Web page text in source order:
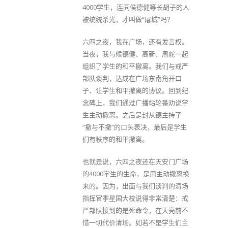
4000学生，连同侯德健等长胡子的人
被统统杀光，才叫做“屠城”吗？
六四之夜，我在广场，还有发言权。
当夜，我与候德健、高新、周舵一起
组织了学生的和平撤离。我们与戒严
部队谈判，达成在广场东南角开口
子、让学生和平撤离的协议。回到纪
念碑上，我们通过广播站轮番劝说学
生主动撤离。之后是封从德主持了
“撤与不撤”的口头表决，最后是学生
们有秩序的和平撤离。
也就是说，六四之夜还在天安门广场
的4000学生的生命，是用主动撤离换
来的。因为，出面与我们谈判的清场
指挥官季星国大校说得非常清楚：戒
严部队接到的是死命令，在天亮前不
惜一切代价清场。如若不是学生们主